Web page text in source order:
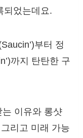
되었는데요.
부터 정
까지 탄탄한 구
이유와 롱샷
리고 미래 가능